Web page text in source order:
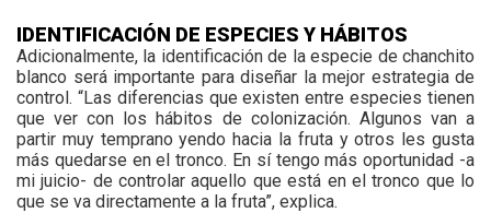
IDENTIFICACIÓN DE ESPECIES Y HÁBITOS
Adicionalmente, la identificación de la especie de chanchito
blanco será importante para diseñar la mejor estrategia de
control. “Las diferencias que existen entre especies tienen
que ver con los hábitos de colonización. Algunos van a
partir muy temprano yendo hacia la fruta y otros les gusta
más quedarse en el tronco. En sí tengo más oportunidad -a
mi juicio- de controlar aquello que está en el tronco que lo
que se va directamente a la fruta”, explica.